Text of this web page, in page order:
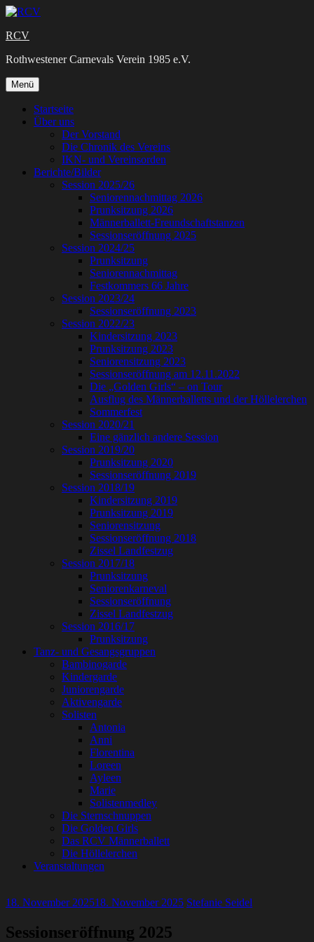
Zum
springen
RCV
Rothwestener Carnevals Verein 1985 e.V.
Menü
Inhalt
springen
Startseite
Über uns
Der Vorstand
Die Chronik des Vereins
IKN- und Vereinsorden
Berichte/Bilder
Session 2025/26
Seniorennachmittag 2026
Prunksitzung 2026
Männerballett-Freundschaftstanzen
Sessionseröffnung 2025
Session 2024/25
Prunksitzung
Seniorennachmittag
Festkommers 66 Jahre
Session 2023/24
Sessionseröffnung 2023
Session 2022/23
Kindersitzung 2023
Prunksitzung 2023
Seniorensitzung 2023
Sessionseröffnung am 12.11.2022
Die „Golden Girls“ – on Tour
Ausflug des Männerballetts und der Höllelerchen
Sommerfest
Session 2020/21
Eine gänzlich andere Session
Session 2019/20
Prunksitzung 2020
Sessionseröffnung 2019
Session 2018/19
Kindersitzung 2019
Prunksitzung 2019
Seniorensitzung
Sessionseröffnung 2018
Zissel Landfestzug
Session 2017/18
Prunksitzung
Seniorenkarneval
Sessionseröffnung
Zissel Landfestzug
Session 2016/17
Prunksitzung
Tanz- und Gesangsgruppen
Bambinogarde
Kindergarde
Juniorengarde
Aktivengarde
Solisten
Antonia
Anni
Florentina
Loreen
Ayleen
Marie
Solistenmedley
Die Sternschnuppen
Die Golden Girls
Das RCV Männerballett
Die Höllelerchen
Veranstaltungen
18. November 202518. November 2025 Stefanie Seidel
Sessionseröffnung 2025